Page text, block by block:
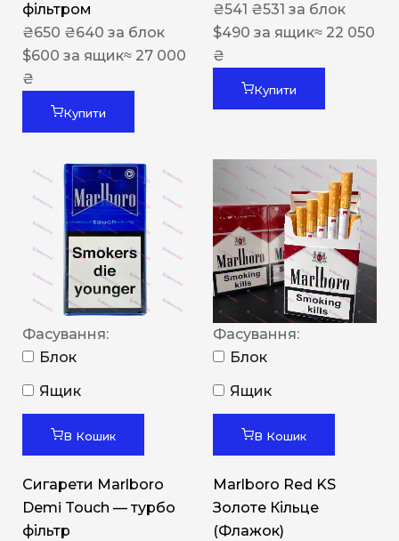
фільтром
₴650 ₴640 за блок
$600 за ящик≈ 27 000
₴
Купити
₴541 ₴531 за блок
$490 за ящик≈ 22 050
₴
Купити
Фасування:
Блок
Ящик
В Кошик
Сигарети Marlboro
Demi Touch — турбо
фільтр
Фасування:
Блок
Ящик
В Кошик
Marlboro Red KS
Золоте Кільце
(Флажок)